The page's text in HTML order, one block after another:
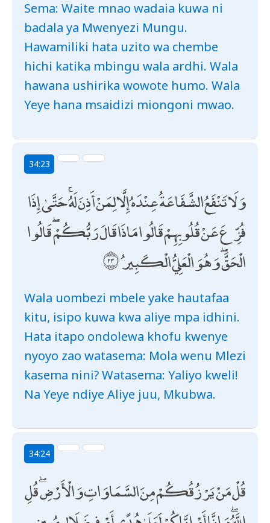
Sema: Waite mnao wadaia kuwa ni
badala ya Mwenyezi Mungu.
Hawamiliki hata uzito wa chembe
hichi katika mbingu wala ardhi. Wala
hawana ushirika wowote humo. Wala
Yeye hana msaidizi miongoni mwao.
34:23
وَلَا تَنْفَعُ الشَّفَاعَةُ عِنْدَهُ إِلَّا لِمَنْ أَذِنَ لَهُ ۚ حَتَّىٰ إِذَا
فُزِّعَ عَنْ قُلُوبِهِمْ قَالُوا مَاذَا قَالَ رَبُّكُمْ ۖ قَالُوا
الْحَقَّ ۖ وَهُوَ الْعَلِيُّ الْكَبِيرُ
Wala uombezi mbele yake hautafaa
kitu, isipo kuwa kwa aliye mpa idhini.
Hata itapo ondolewa khofu kwenye
nyoyo zao watasema: Mola wenu Mlezi
kasema nini? Watasema: Yaliyo kweli!
Na Yeye ndiye Aliye juu, Mkubwa.
34:24
قُلْ مَنْ يَرْزُقُكُمْ مِنَ السَّمَاوَاتِ وَالْأَرْضِ ۖ قُلِ